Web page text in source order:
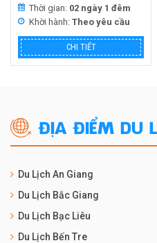
Thời gian: 02 ngày 1 đêm
Khời hành: Theo yêu cầu
CHI TIẾT
ĐỊA ĐIỂM DU
Du Lịch An Giang
Du Lịch Bắc Giang
Du Lịch Bạc Liêu
Du Lịch Bến Tre